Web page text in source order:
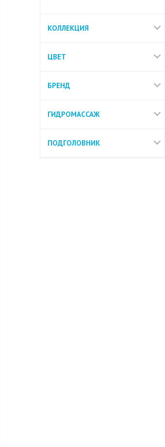
КОЛЛЕКЦИЯ
ЦВЕТ
БРЕНД
ГИДРОМАССАЖ
ПОДГОЛОВНИК